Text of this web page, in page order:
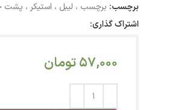
برچسب: برچسب ، لیبل ، استیکر ، پشت
اشتراک گذاری:
57,000تومان